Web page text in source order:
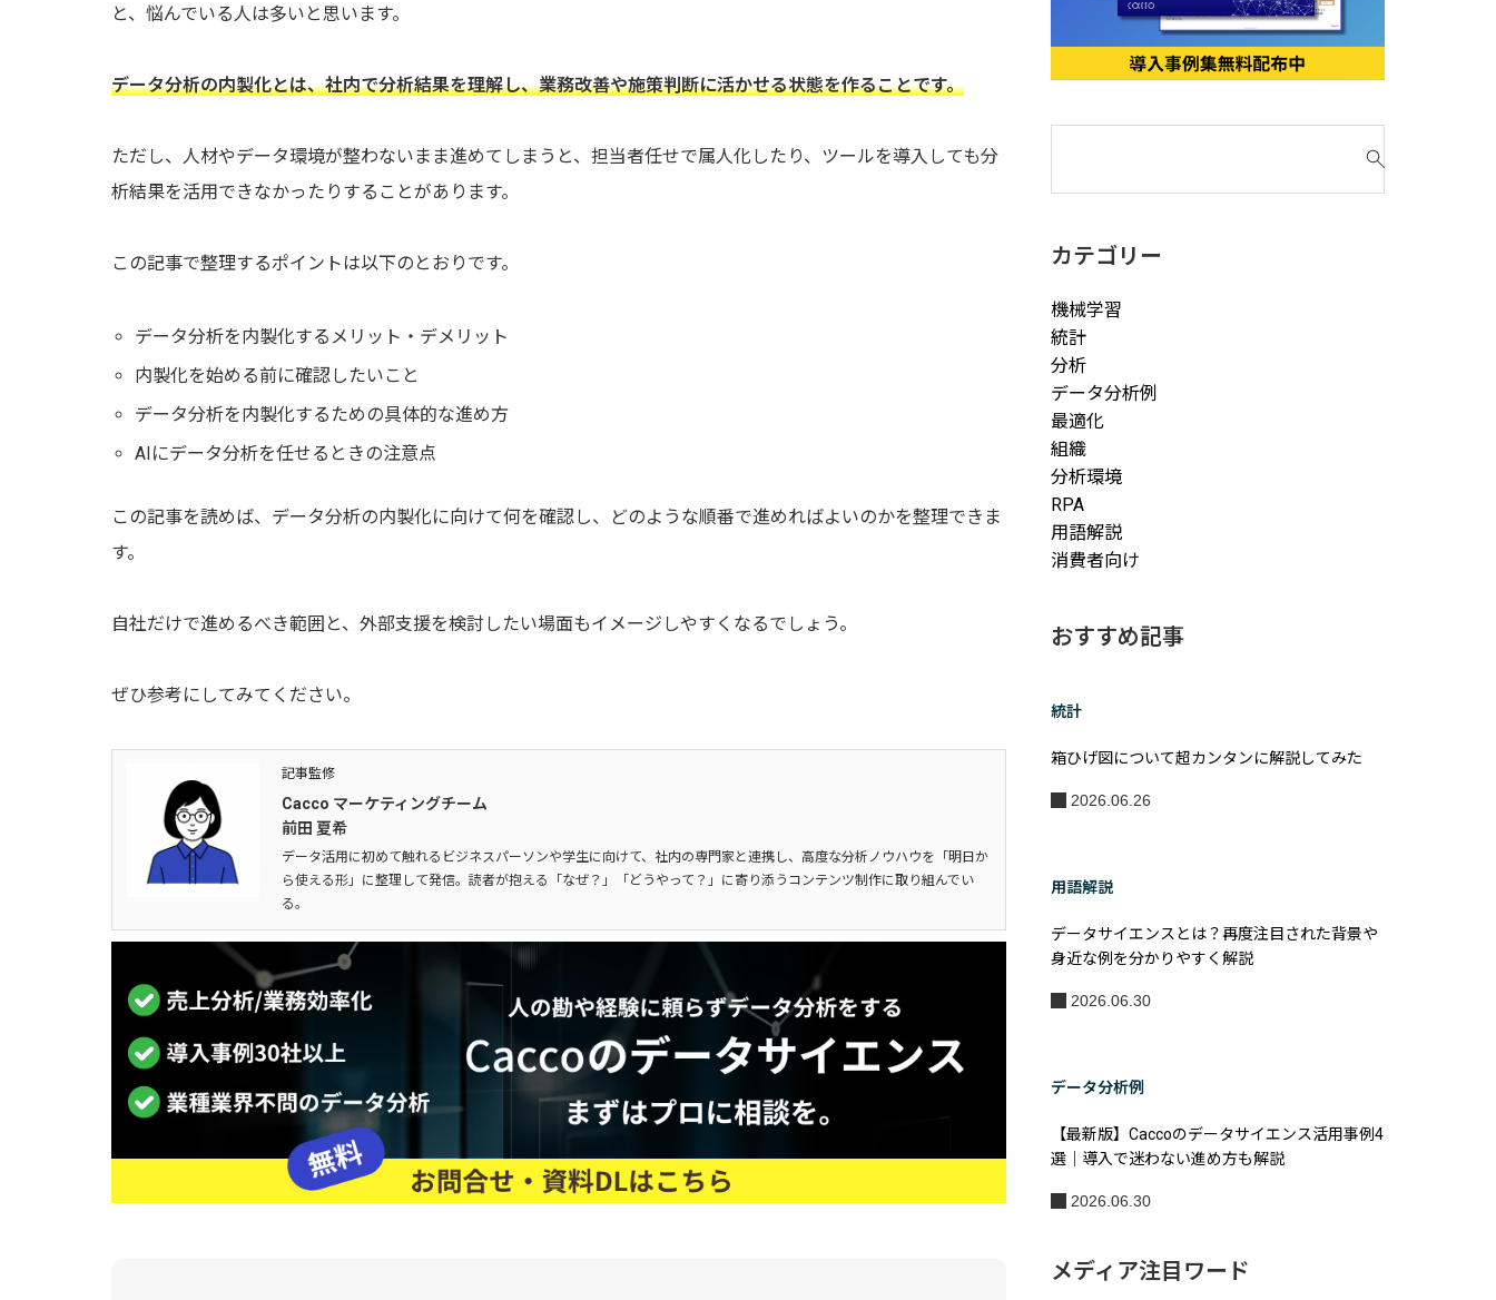
と、悩んでいる人は多いと思います。
データ分析の内製化とは、社内で分析結果を理解し、業務改善や施策判断に活かせる状態を作ることです。
ただし、人材やデータ環境が整わないまま進めてしまうと、担当者任せで属人化したり、ツールを導入しても分
析結果を活用できなかったりすることがあります。
この記事で整理するポイントは以下のとおりです。
データ分析を内製化するメリット・デメリット
内製化を始める前に確認したいこと
データ分析を内製化するための具体的な進め方
AIにデータ分析を任せるときの注意点
この記事を読めば、データ分析の内製化に向けて何を確認し、どのような順番で進めればよいのかを整理できま
す。
自社だけで進めるべき範囲と、外部支援を検討したい場面もイメージしやすくなるでしょう。
ぜひ参考にしてみてください。
記事監修
Cacco マーケティングチーム
前田 夏希
データ活用に初めて触れるビジネスパーソンや学生に向けて、社内の専門家と連携し、高度な分析ノウハウを「明日か
ら使える形」に整理して発信。読者が抱える「なぜ？」「どうやって？」に寄り添うコンテンツ制作に取り組んでい
る。
対
:カテゴリー
機械学習
統計
分析
データ分析例
最適化
組織
分析環境
RPA
用語解説
消費者向け
おすすめ記事
統計
箱ひげ図について超カンタンに解説してみた
2026.06.26
用語解説
データサイエンスとは？再度注目された背景や
身近な例を分かりやすく解説
2026.06.30
データ分析例
【最新版】Caccoのデータサイエンス活用事例4
選｜導入で迷わない進め方も解説
2026.06.30
メディア注目ワード